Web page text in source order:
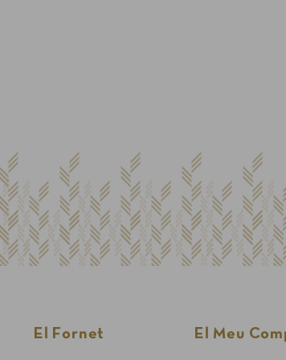
El Fornet El Meu
client nou
Per fer una comanda cal crear un compte
Sol·licitar la factura de les teves comandes
Comprar més ràpidament
Crea un compte